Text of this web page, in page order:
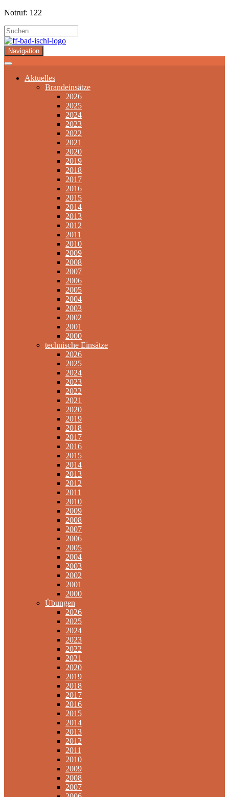
Notruf: 122
Navigation
Aktuelles
Brandeinsätze
2026
2025
2024
2023
2022
2021
2020
2019
2018
2017
2016
2015
2014
2013
2012
2011
2010
2009
2008
2007
2006
2005
2004
2003
2002
2001
2000
technische Einsätze
2026
2025
2024
2023
2022
2021
2020
2019
2018
2017
2016
2015
2014
2013
2012
2011
2010
2009
2008
2007
2006
2005
2004
2003
2002
2001
2000
Übungen
2026
2025
2024
2023
2022
2021
2020
2019
2018
2017
2016
2015
2014
2013
2012
2011
2010
2009
2008
2007